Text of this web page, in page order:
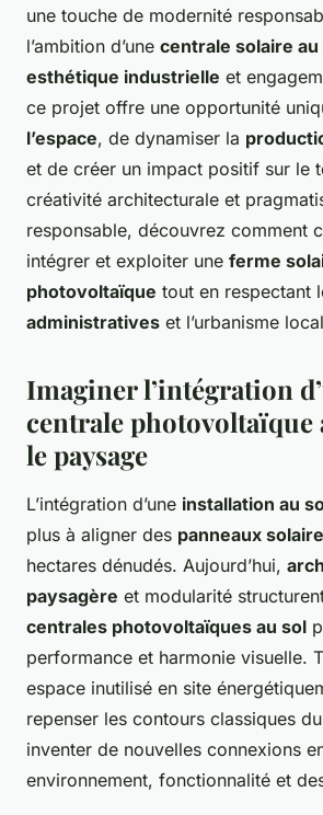
une touche de modernité
l’ambition d’une centrale solaire au
esthétique industrielle et
ce projet offre une opportunité
l’espace, de dynamiser la
et de créer un impact positif sur le
créativité architecturale et
responsable, découvrez comment
intégrer et exploiter une ferme
photovoltaïque tout en respectant
administratives et l’urbanisme
Imaginer l’intégration
centrale photovoltaïque
le paysage
L’intégration d’une installation au
plus à aligner des panneaux
hectares dénudés. Aujourd’hui,
paysagère et modularité
centrales photovoltaïques au sol
performance et harmonie visuelle.
espace inutilisé en site
repenser les contours classiques
inventer de nouvelles connexions
environnement, fonctionnalité et